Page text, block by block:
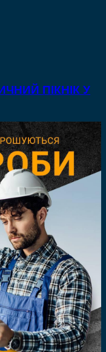
ПІКНІК У